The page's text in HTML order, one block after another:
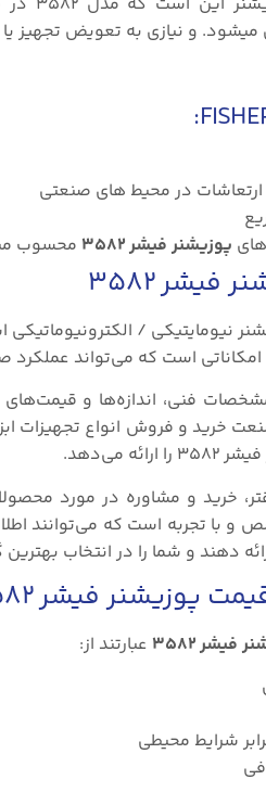
ارتعاشات در محیط های صنعتی
پوزیشنر فیشر ۳۵۸۲ محسوب
۳۵۸۲
نیومایتیکی /
امکاناتی است که می‌تواند
فنی، اندازه‌ها و قیمت‌های
خرید و فروش انواع تجهیزات
می‌دهد.
خرید و مشاوره در مورد
و با تجربه است که می‌توانند
دهند و شما را در انتخاب
پوزیشنر فیشر ۳۵۸۲
۳۵۸۲
عبارتند از:
شرایط محیطی